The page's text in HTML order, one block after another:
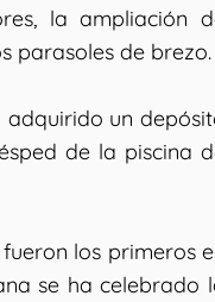
la ampliación
parasoles de brezo.
un
de la piscina
los primeros
se ha celebrado